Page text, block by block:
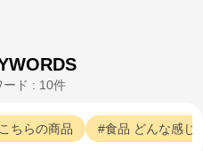
ード : 10件
こちらの商品 食品 どんな感じ
サイト